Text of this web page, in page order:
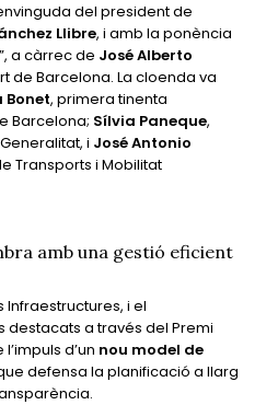
del president de
Llibre, i amb la ponència
a càrrec de José Alberto
de Barcelona. La cloenda va
Bonet, primera tinenta
Barcelona; Sílvia Paneque,
i José Antonio
Transports i Mobilitat
amb una gestió eficient
Infraestructures, i el
a través del Premi
d’un nou model de
defensa la planificació a llarg